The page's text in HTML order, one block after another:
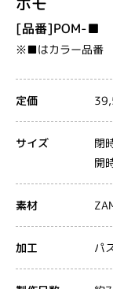
[品番]POM-■
※■はカラー品番
定価
サイズ 閉
開
素材
加工 パ